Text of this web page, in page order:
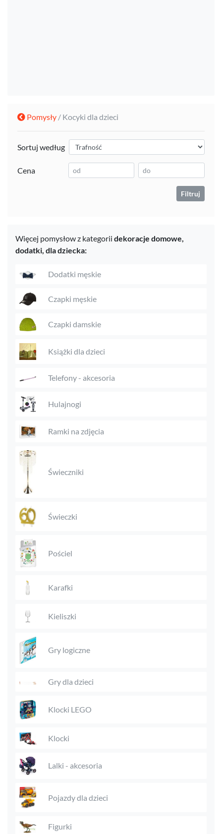
Pomysły / Kocyki dla dzieci
Sortuj według
Cena
Filtruj
Więcej pomysłow z kategorii dekoracje domowe,
dodatki, dla dziecka:
Dodatki męskie
Czapki męskie
Czapki damskie
Książki dla dzieci
Telefony - akcesoria
Hulajnogi
Ramki na zdjęcia
Świeczniki
Świeczki
Pościel
Karafki
Kieliszki
Gry logiczne
Gry dla dzieci
Klocki LEGO
Klocki
Lalki - akcesoria
Pojazdy dla dzieci
Figurki